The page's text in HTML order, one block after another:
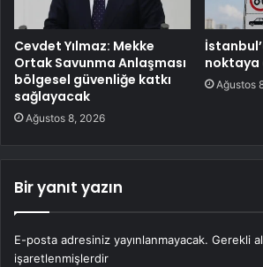
Cevdet Yılmaz: Mekke
Ortak Savunma Anlaşması
bölgesel güvenliğe katkı
sağlayacak
Ağustos 8, 2026
noktaya
Ağustos
Bir yanıt yazın
E-posta adresiniz yayınlanmayacak. Gerekli
işaretlenmişlerdir